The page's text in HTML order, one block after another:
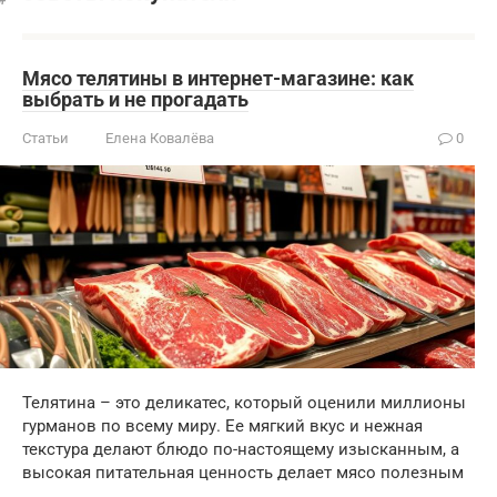
Мясо телятины в интернет-магазине: как
выбрать и не прогадать
Статьи Елена Ковалёва 0
Телятина – это деликатес, который оценили миллионы
гурманов по всему миру. Ее мягкий вкус и нежная
текстура делают блюдо по-настоящему изысканным, а
высокая питательная ценность делает мясо полезным